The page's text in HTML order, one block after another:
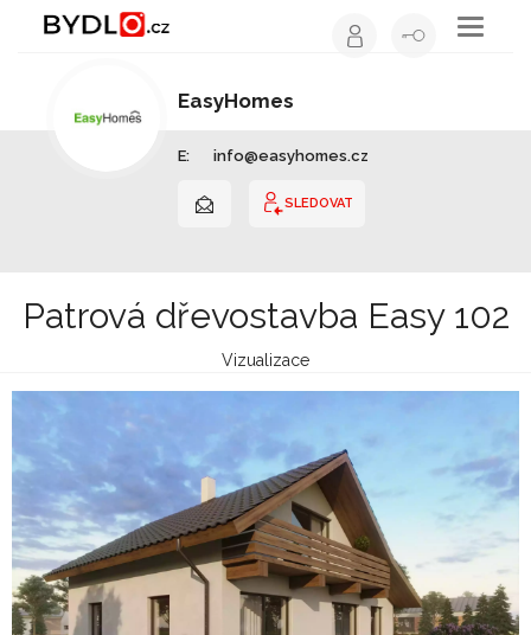
Toggle
EasyHomes
E: info@easyhomes.cz
SLEDOVAT
Patrová dřevostavba Easy 102
Vizualizace